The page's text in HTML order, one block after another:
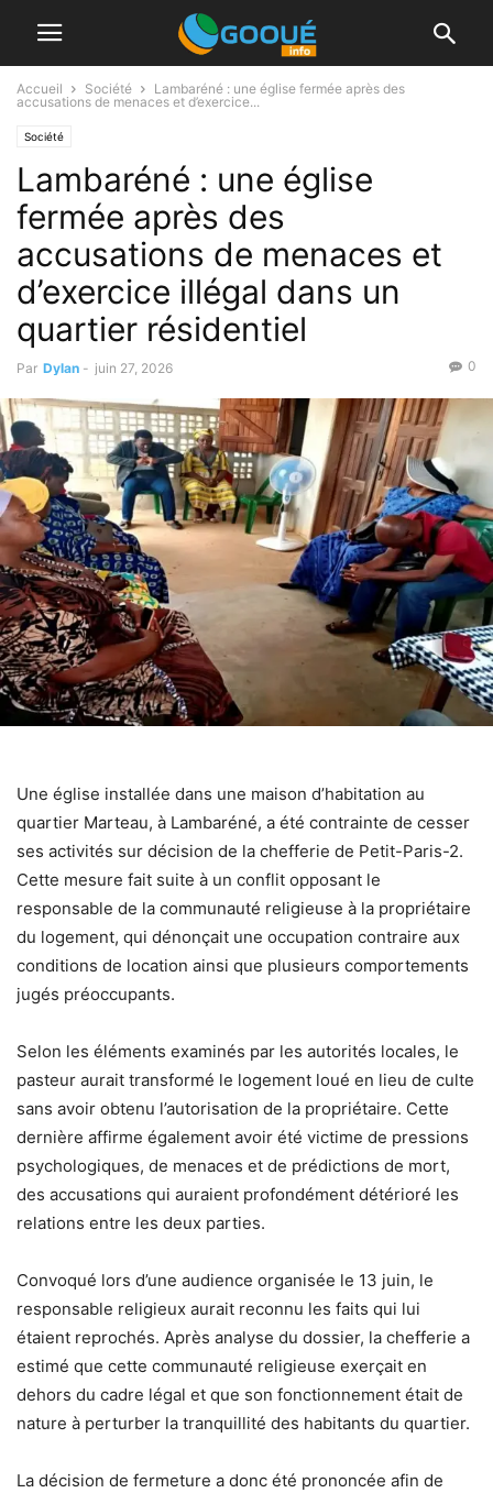
Accueil Société
Lambaréné : une église fermée après des
accusations de menaces et d’exercice...
Société
Lambaréné : une église
fermée après des
accusations de menaces et
d’exercice illégal dans un
quartier résidentiel
Par Dylan - juin 27, 2026 0
Une église installée dans une maison d’habitation au
quartier Marteau, à Lambaréné, a été contrainte de cesser
ses activités sur décision de la chefferie de Petit-Paris-2.
Cette mesure fait suite à un conflit opposant le
responsable de la communauté religieuse à la propriétaire
du logement, qui dénonçait une occupation contraire aux
conditions de location ainsi que plusieurs comportements
jugés préoccupants.
Selon les éléments examinés par les autorités locales, le
pasteur aurait transformé le logement loué en lieu de culte
sans avoir obtenu l’autorisation de la propriétaire. Cette
dernière affirme également avoir été victime de pressions
psychologiques, de menaces et de prédictions de mort,
des accusations qui auraient profondément détérioré les
relations entre les deux parties.
Convoqué lors d’une audience organisée le 13 juin, le
responsable religieux aurait reconnu les faits qui lui
étaient reprochés. Après analyse du dossier, la chefferie a
estimé que cette communauté religieuse exerçait en
dehors du cadre légal et que son fonctionnement était de
nature à perturber la tranquillité des habitants du quartier.
La décision de fermeture a donc été prononcée afin de